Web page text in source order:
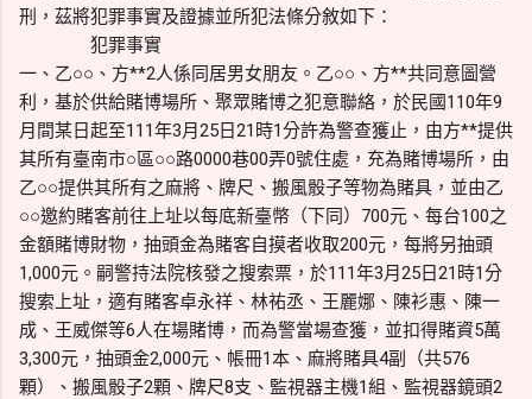
刑，茲將犯罪事實及證據並所犯法條分敘如下：
犯罪事實
一、乙○○、方**2人係同居男女朋友。乙○○、方**共同意圖營
利，基於供給賭博場所、聚眾賭博之犯意聯絡，於民國110年9
月間某日起至111年3月25日21時1分許為警查獲止，由方**提供
其所有臺南市○區○○路0000巷00弄0號住處，充為賭博場所，由
乙○○提供其所有之麻將、牌尺、搬風骰子等物為賭具，並由乙
○○邀約賭客前往上址以每底新臺幣（下同）700元、每台100之
金額賭博財物，抽頭金為賭客自摸者收取200元，每將另抽頭
1,000元。嗣警持法院核發之搜索票，於111年3月25日21時1分
搜索上址，適有賭客卓永祥、林祐丞、王麗娜、陳衫惠、陳一
成、王威傑等6人在場賭博，而為警當場查獲，並扣得賭資5萬
3,300元，抽頭金2,000元、帳冊1本、麻將賭具4副（共576
顆）、搬風骰子2顆、牌尺8支、監視器主機1組、監視器鏡頭2